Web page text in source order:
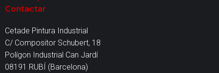
Contactar
Cetade Pintura Industrial
C/ Compositor Schubert, 18
Polígon Industrial Can Jardí
08191 RUBÍ (Barcelona)